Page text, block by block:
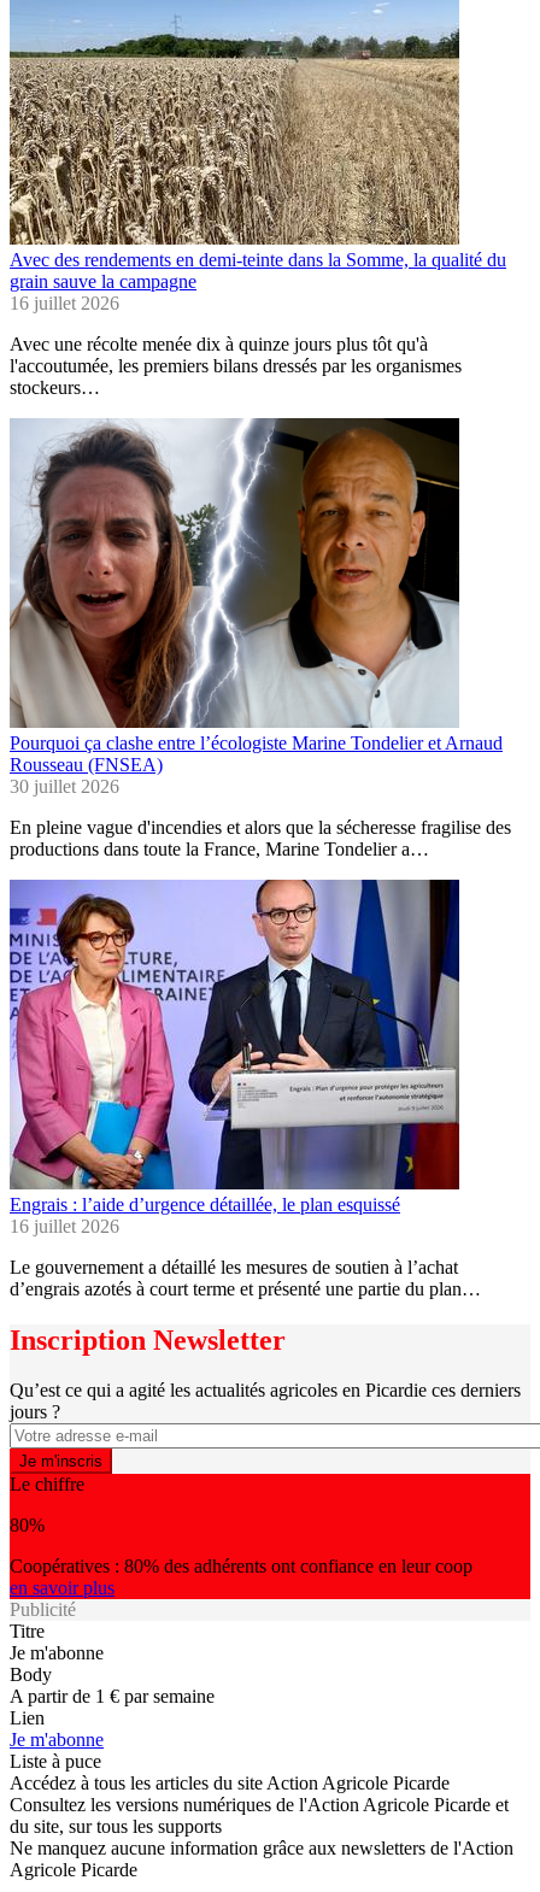
Avec des rendements en demi-teinte dans la Somme, la qualité du
grain sauve la campagne
16 juillet 2026
Avec une récolte menée dix à quinze jours plus tôt qu'à
l'accoutumée, les premiers bilans dressés par les organismes
stockeurs…
Pourquoi ça clashe entre l’écologiste Marine Tondelier et Arnaud
Rousseau (FNSEA)
30 juillet 2026
En pleine vague d'incendies et alors que la sécheresse fragilise des
productions dans toute la France, Marine Tondelier a…
Engrais : l’aide d’urgence détaillée, le plan esquissé
16 juillet 2026
Le gouvernement a détaillé les mesures de soutien à l’achat
d’engrais azotés à court terme et présenté une partie du plan…
Inscription Newsletter
Qu’est ce qui a agité les actualités agricoles en Picardie ces derniers
jours ?
Le chiffre
80%
Coopératives : 80% des adhérents ont confiance en leur coop
en savoir plus
Publicité
Titre
Je m'abonne
Body
A partir de 1 € par semaine
Lien
Je m'abonne
Liste à puce
Accédez à tous les articles du site Action Agricole Picarde
Consultez les versions numériques de l'Action Agricole Picarde et
du site, sur tous les supports
Ne manquez aucune information grâce aux newsletters de l'Action
Agricole Picarde